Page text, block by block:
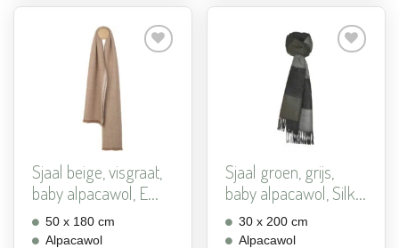
verlanglijst
toevoegen
Sjaal beige, visgraat,
baby alpacawol, E...
50 x 180 cm
Alpacawol
verlanglijst
toevoegen
Sjaal groen, grijs,
baby alpacawol, Silk...
30 x 200 cm
Alpacawol